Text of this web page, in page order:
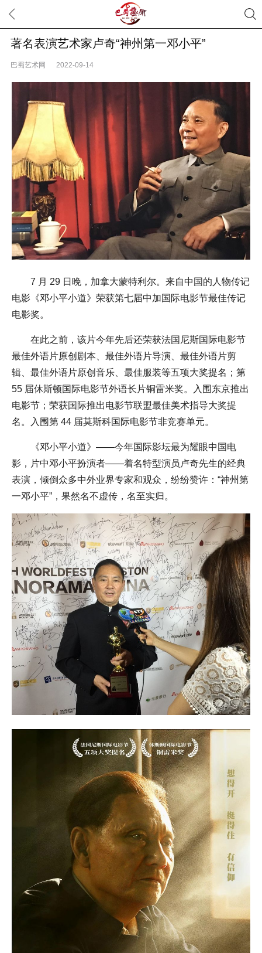
著名表演艺术家卢奇“神州第一邓小平”
巴蜀艺术网 2022-09-14
7 月 29 日晚，加拿大蒙特利尔。来自中国的人物传记
电影《邓小平小道》荣获第七届中加国际电影节最佳传记
电影奖。
在此之前，该片今年先后还荣获法国尼斯国际电影节
最佳外语片原创剧本、最佳外语片导演、最佳外语片剪
辑、最佳外语片原创音乐、最佳服装等五项大奖提名；第
55 届休斯顿国际电影节外语长片铜雷米奖。入围东京推出
电影节；荣获国际推出电影节联盟最佳美术指导大奖提
名。入围第 44 届莫斯科国际电影节非竞赛单元。
《邓小平小道》——今年国际影坛最为耀眼中国电
影，片中邓小平扮演者——着名特型演员卢奇先生的经典
表演，倾倒众多中外业界专家和观众，纷纷赞许：“神州第
一邓小平”，果然名不虚传，名至实归。